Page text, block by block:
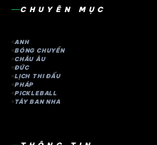
CHUYÊN MỤC
ANH
BÓNG CHUYỀN
CHÂU ÂU
ĐỨC
LỊCH THI ĐẤU
PHÁP
PICKLEBALL
TÂY BAN NHA